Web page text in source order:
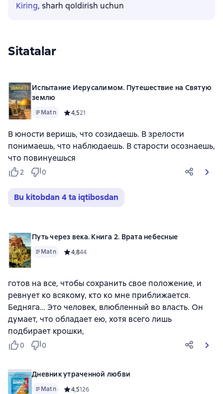
Kiring, sharh qoldirish uchun
Sitatalar
Испытание Иерусалимом. Путешествие на Святую
землю
Matn Средний рейтинг 4,5 на основе 21 оценок
4,521
В юности веришь, что созидаешь. В зрелости
понимаешь, что наблюдаешь. В старости осознаешь,
что повинуешься
2 0
Bu kitobdan 4 ta iqtibosdan
Путь через века. Книга 2. Врата небесные
Matn Средний рейтинг 4,8 на основе 44 оценок
4,844
готов на все, чтобы сохранить свое положение, и
ревнует ко всякому, кто ко мне приближается.
Бедняга… Это человек, влюбленный во власть. Он
думает, что обладает ею, хотя всего лишь
подбирает крошки,
0 0
Дневник утраченной любви
Matn Средний рейтинг 4,5 на основе 126 оценок
4,5126